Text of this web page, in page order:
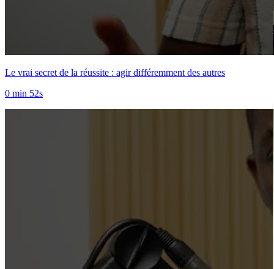
Le vrai secret de la réussite : agir différemment des autres
0 min 52s